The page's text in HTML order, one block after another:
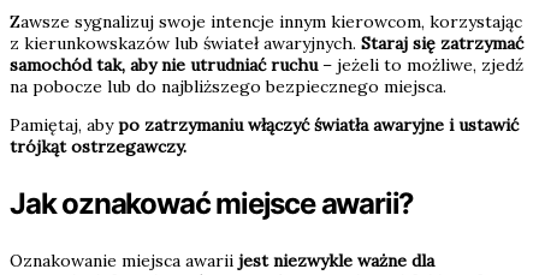
Zawsze sygnalizuj swoje intencje innym kierowcom, korzystając
z kierunkowskazów lub świateł awaryjnych. Staraj się zatrzymać
samochód tak, aby nie utrudniać ruchu – jeżeli to możliwe, zjedź
na pobocze lub do najbliższego bezpiecznego miejsca.
Pamiętaj, abypo zatrzymaniu włączyć światła awaryjne i ustawić
trójkąt ostrzegawczy.
Jak oznakować miejsce awarii?
Oznakowanie miejsca awarii jest niezwykle ważne dla